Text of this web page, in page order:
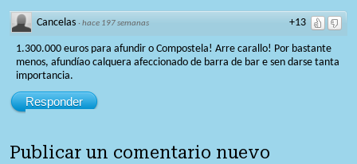
+13
Cancelas ·hace 197 semanas
1.300.000 euros para afundir o Compostela! Arre carallo! Por bastante
menos, afundíao calquera afeccionado de barra de bar e sen darse tanta
importancia.
Responder
Publicar un comentario nuevo